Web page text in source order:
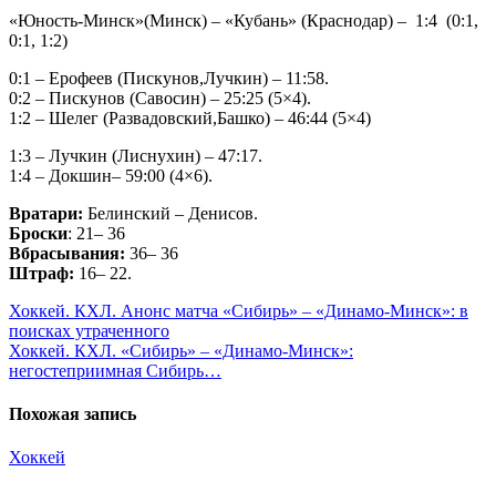
«Юность-Минск»(Минск) – «Кубань» (Краснодар) – 1:4 (0:1,
0:1, 1:2)
0:1 – Ерофеев (Пискунов,Лучкин) – 11:58.
0:2 – Пискунов (Савосин) – 25:25 (5×4).
1:2 – Шелег (Развадовский,Башко) – 46:44 (5×4)
1:3 – Лучкин (Лиснухин) – 47:17.
1:4 – Докшин– 59:00 (4×6).
Вратари: Белинский – Денисов.
Броски: 21– 36
Вбрасывания: 36– 36
Штраф: 16– 22.
Навигация
по
записям
Хоккей. КХЛ. Анонс матча «Сибирь» – «Динамо-Минск»: в
поисках утраченного
Хоккей. КХЛ. «Сибирь» – «Динамо-Минск»:
негостеприимная Сибирь…
Похожая запись
Хоккей